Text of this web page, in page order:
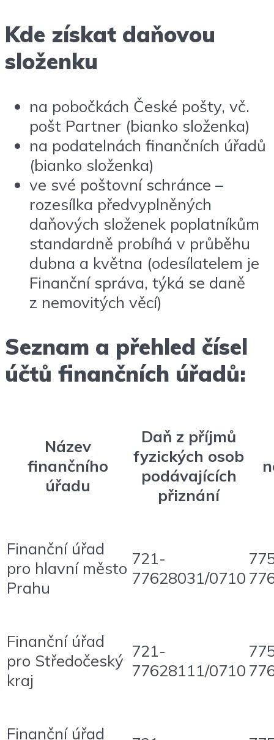
Kde získat daňovou
složenku
na pobočkách České pošty, vč.
pošt Partner (bianko složenka)
na podatelnách finančních úřadů
(bianko složenka)
ve své poštovní schránce –
rozesílka předvyplněných
daňových složenek poplatníkům
standardně probíhá v průběhu
dubna a května (odesílatelem je
Finanční správa, týká se daně
z nemovitých věcí)
Seznam a přehled čísel
účtů finančních úřadů:
Název
finančního
úřadu
Daň z příjmů
fyzických osob
podávajících
přiznání
Finanční úřad
pro hlavní město
Prahu
721-
77628031/0710
Finanční úřad
pro Středočeský
kraj
721-
77628111/0710
Finanční úřad